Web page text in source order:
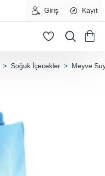
Giriş Kayıt
Soğuk İçecekler Meyve